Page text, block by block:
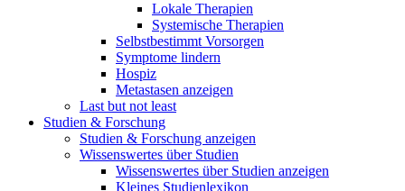
Lokale Therapien
Systemische Therapien
Selbstbestimmt Vorsorgen
Symptome lindern
Hospiz
Metastasen anzeigen
Last but not least
Studien & Forschung
Studien & Forschung anzeigen
Wissenswertes über Studien
Wissenswertes über Studien anzeigen
Kleines Studienlexikon